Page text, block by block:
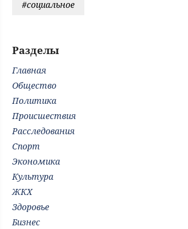
#социальное
Разделы
Главная
Общество
Политика
Происшествия
Расследования
Спорт
Экономика
Культура
ЖКХ
Здоровье
Бизнес